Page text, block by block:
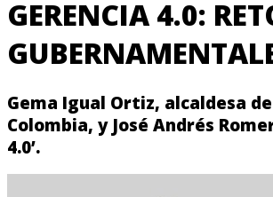
GERENCIA 4.0:
Gema Igual Ortiz, alcaldesa
Colombia, y José Andrés
4.0’.